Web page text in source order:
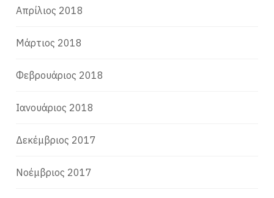
Απρίλιος 2018
Μάρτιος 2018
Φεβρουάριος 2018
Ιανουάριος 2018
Δεκέμβριος 2017
Νοέμβριος 2017